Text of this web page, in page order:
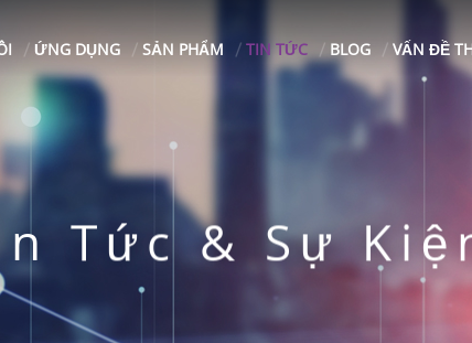
ỨNG DỤNG SẢN PHẨM TIN TỨC BLOG VẤN ĐỀ
Tức & Sự